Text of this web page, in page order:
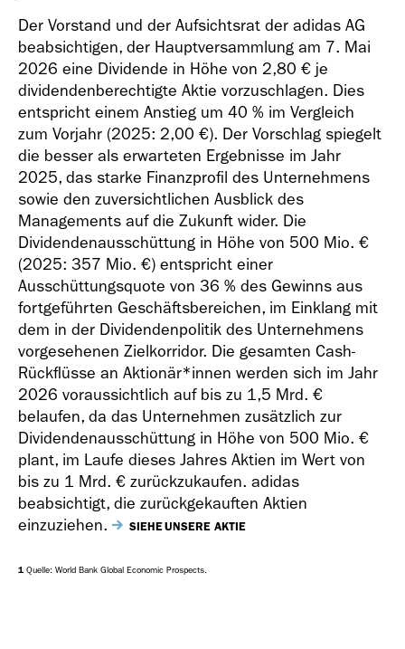
Der Vorstand und der Aufsichtsrat der adidas AG
beabsichtigen, der Hauptversammlung am 7. Mai
2026 eine Dividende in Höhe von 2,80 € je
dividendenberechtigte Aktie vorzuschlagen. Dies
entspricht einem Anstieg um 40 % im Vergleich
zum Vorjahr (2025: 2,00 €). Der Vorschlag spiegelt
die besser als erwarteten Ergebnisse im Jahr
2025, das starke Finanzprofil des Unternehmens
sowie den zuversichtlichen Ausblick des
Managements auf die Zukunft wider. Die
Dividendenausschüttung in Höhe von 500 Mio. €
(2025: 357 Mio. €) entspricht einer
Ausschüttungsquote von 36 % des Gewinns aus
fortgeführten Geschäftsbereichen, im Einklang mit
dem in der Dividendenpolitik des Unternehmens
vorgesehenen Zielkorridor. Die gesamten Cash-
Rückflüsse an Aktionär*innen werden sich im Jahr
2026 voraussichtlich auf bis zu 1,5 Mrd. €
belaufen, da das Unternehmen zusätzlich zur
Dividendenausschüttung in Höhe von 500 Mio. €
plant, im Laufe dieses Jahres Aktien im Wert von
bis zu 1 Mrd. € zurückzukaufen. adidas
beabsichtigt, die zurückgekauften Aktien
einzuziehen.
SIEHE UNSERE AKTIE
1 Quelle: World Bank Global Economic Prospects.